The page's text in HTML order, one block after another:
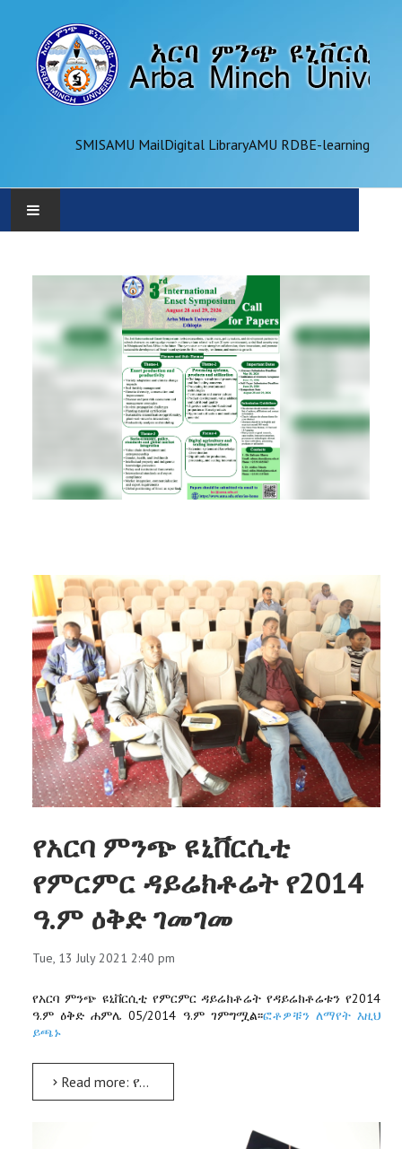
SMISAMU MailDigital LibraryAMU RDBE-learning
ADMINISTRATION
OFFICES
REGISTRAR
PARTNERSHIP
የአርባ ምንጭ ዩኒቨርሲቲ
የምርምር ዳይሬክቶሬት የ2014
ዓ.ም ዕቅድ ገመገመ
Tue, 13 July 2021 2:40 pm
የአርባ ምንጭ ዩኒቨርሲቲ የምርምር ዳይሬክቶሬት የዳይሬክቶሬቱን የ2014
ዓ.ም ዕቅድ ሐምሌ 05/2014 ዓ.ም ገምግሟል፡፡ፎቶዎቹን ለማየት እዚህ
ይጫኑ
Read more: የአርባ ምንጭ ዩኒቨርሲቲ የምርምር ዳይሬክቶሬት የ2014 ዓ.ም ዕቅድ ገመገመ